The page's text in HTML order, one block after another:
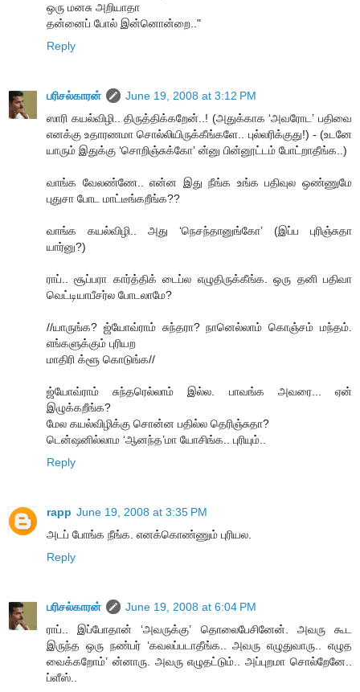
ஒரு மனசு அறியாதா
தன்னைப் போல் இன்னொன்றை.."
Reply
பரிசல்காரன்
June 19, 2008 at 3:12 PM
ஸாரி கயல்விழி.. திருத்திக்கறேன்..! (அதுக்காக ‘அவரோட’ பதிவை
எனக்கு உதாரணமா சொல்லியிருக்கீங்களே.. புல்லரிக்குது!) - (உடனே
யாரும் இதுக்கு ‘சொறிஞ்சுக்கோ’ ன்னு பின்னூட்டம் போட்றாதீங்க..)
வாங்க வேலண்ணே.. என்ன இது நீங்க உங்க பதிவுல ஒண்ணுமே
புதுசா போட மாட்டீங்கறீங்க??
வாங்க கயல்விழி.. அது ‘நெசந்தானுங்கோ’ (இப்ப புரிஞ்சுதா
யார்னு?)
ராப்.. சூப்பரா கார்த்திக் டைப்ல எழுதிருக்கீங்க. ஒரு தனி பதிவா
வெட்டியாபீசர்ல போடலாமே?
//யாருங்க? ஜ்யோவ்ராம் சுந்தரா? நானெல்லாம் கொஞ்சம் மந்தம்.
எங்களுக்கும் புரியற
மாதிரி க்ளூ கொடுங்க//
ஜ்யோவ்ராம் சுந்தரெல்லாம் இல்ல. பாவங்க அவரை... ஏன்
இழுக்கறீங்க?
மேல கயல்விழிக்கு சொன்ன பதில்ல தெரிஞ்சுதா?
டென்ஷனில்லாம ‘ஆனந்த’மா யோசிங்க.. புரியும்..
Reply
rapp June 19, 2008 at 3:35 PM
அடப் போங்க நீங்க. எனக்கொண்ணும் புரியல.
Reply
பரிசல்காரன்
June 19, 2008 at 6:04 PM
ராப்.. இப்போதான் ‘அவருக்கு’ தொலைபேசினேன். அவரு கூட
இருந்த ஒரு நண்பர் ‘கவலப்படாதீங்க.. அவரு எழுதுவாரு.. எழுத
வைக்கறோம்’ ன்னாரு. அவரு எழுதட்டும்.. அப்புறமா சொல்றேனே..
ப்ளீஸ்..